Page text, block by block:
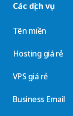
Các dịch vụ
Tên miền
Hosting giá rẻ
VPS giá rẻ
Business Email